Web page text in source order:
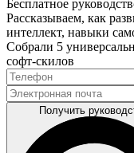
Бесплатное
Рассказываем, как
интеллект, навыки
Собрали 5
софт‑скилов
Получить